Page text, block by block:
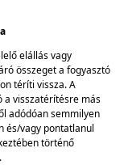
elállás vagy
összeget a fogyasztó
téríti vissza. A
a visszatérítésre más
adódóan semmilyen
és/vagy pontatlanul
történő